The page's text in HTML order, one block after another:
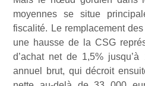
moyennes se situe
fiscalité. Le remplacement
une hausse de la CSG
d’achat net de 1,5%
annuel brut, qui décroit